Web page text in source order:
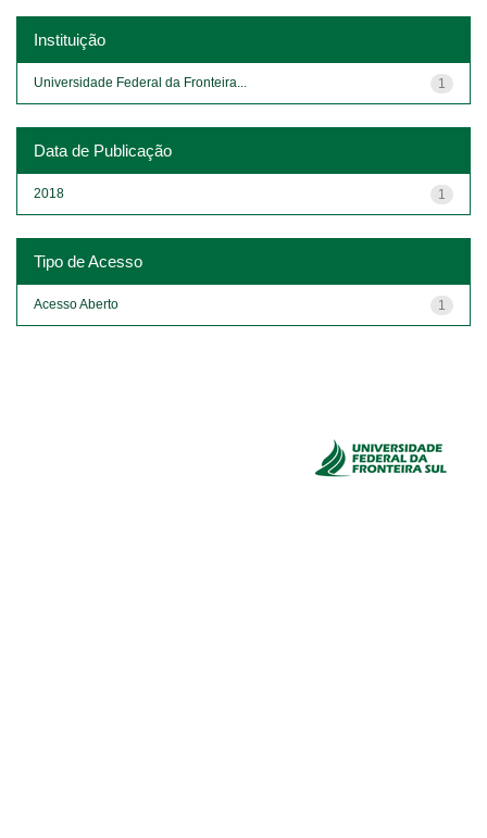
Instituição
1
Universidade Federal da Fronteira...
Data de Publicação
1
2018
Tipo de Acesso
1
Acesso Aberto